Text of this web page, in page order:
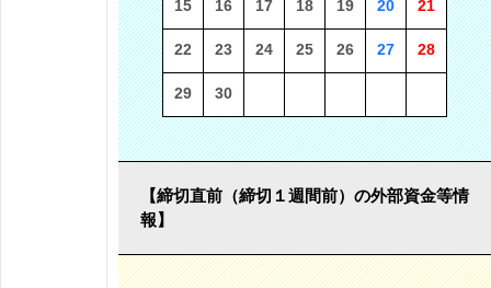
15 16 17 18 19 20 21
22 23 24 25 26 27 28
29 30
【締切直前（締切１週間前）の外部資金等情
報】